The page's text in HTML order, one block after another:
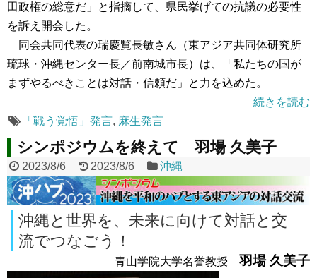
田政権の総意だ」と指摘して、県民挙げての抗議の必要性
を訴え開会した。
同会共同代表の瑞慶覧長敏さん（東アジア共同体研究所
琉球・沖縄センター長／前南城市長）は、「私たちの国が
まずやるべきことは対話・信頼だ」と力を込めた。
続きを読む
「戦う覚悟」発言, 麻生発言
シンポジウムを終えて 羽場 久美子
2023/8/6 2023/8/6 沖縄
沖縄と世界を、未来に向けて対話と交
流でつなごう！
青山学院大学名誉教授羽場 久美子